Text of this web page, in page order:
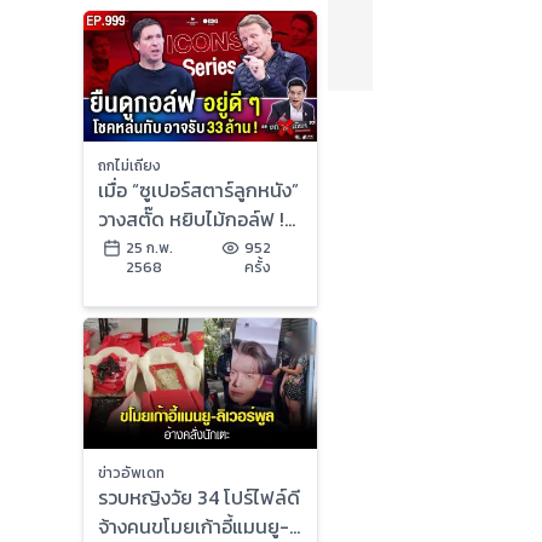
ถกไม่เถียง
เมื่อ “ซูเปอร์สตาร์ลูกหนัง”
วางสตั๊ด หยิบไม้กอล์ฟ !
ศึก Icons Series ครั้งแรก
ในเอเชีย
25 ก.พ.
2568
952
ครั้ง
ข่าวอัพเดท
รวบหญิงวัย 34 โปร์ไฟล์ดี
จ้างคนขโมยเก้าอี้แมนยู-